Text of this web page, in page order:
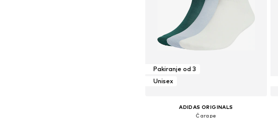
Pakiranje od 3
Unisex
ADIDAS ORIGINALS
Čarape